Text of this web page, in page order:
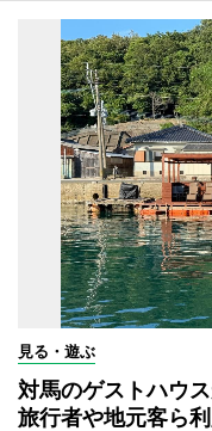
見る・遊ぶ
対馬のゲストハウ
旅行者や地元客ら利